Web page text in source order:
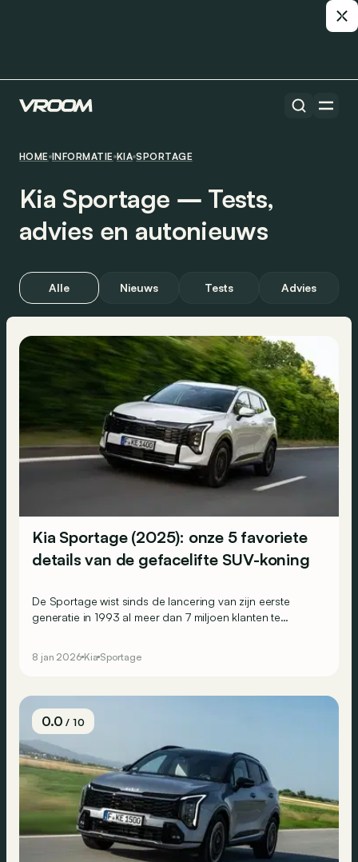
HOME INFORMATIE KIA SPORTAGE
Kia Sportage ― Tests,
advies en autonieuws
Alle Nieuws Tests Advies
Kia Sportage (2025): onze 5 favoriete
details van de gefacelifte SUV-koning
De Sportage wist sinds de lancering van zijn eerste
generatie in 1993 al meer dan 7 miljoen klanten te
alleen maar versterken. Met welke troeven?
8 jan 2026 Kia Sportage
0.0/ 10